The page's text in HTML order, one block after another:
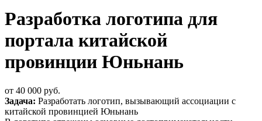
Разработка логотипа для
портала китайской
провинции Юньнань
от 40 000 руб.
Задача: Разработать логотип, вызывающий ассоциации с
китайской провинцией Юньнань